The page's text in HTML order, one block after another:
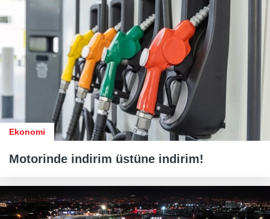
Ekonomi
Motorinde indirim üstüne indirim!